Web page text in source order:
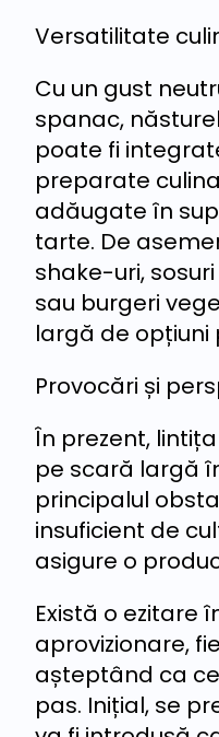
Versatilitate
Cu un gust
spanac,
poate fi
preparate
adăugate în
tarte. De
shake-uri,
sau burgeri
largă de opțiuni
Provocări și
În prezent,
pe scară largă
principalul
insuficient de
asigure o
Există o ezitare
aprovizionare,
așteptând ca
pas. Inițial, se